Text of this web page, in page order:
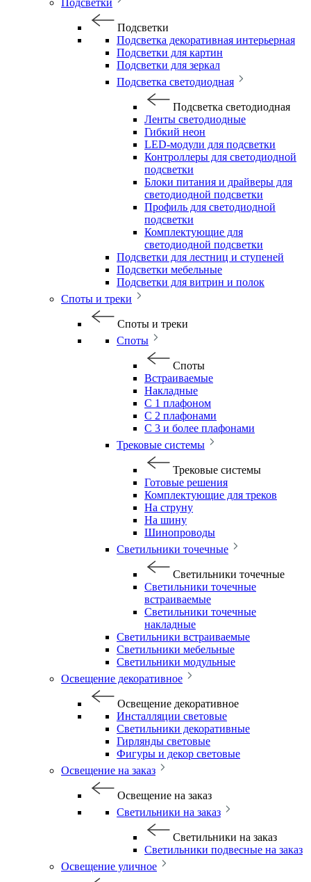
Подсветки
Подсветки
Подсветка декоративная интерьерная
Подсветки для картин
Подсветки для зеркал
Подсветка светодиодная
Подсветка светодиодная
Ленты светодиодные
Гибкий неон
LED-модули для подсветки
Контроллеры для светодиодной
подсветки
Блоки питания и драйверы для
светодиодной подсветки
Профиль для светодиодной
подсветки
Комплектующие для
светодиодной подсветки
Подсветки для лестниц и ступеней
Подсветки мебельные
Подсветки для витрин и полок
Споты и треки
Споты и треки
Споты
Споты
Встраиваемые
Накладные
С 1 плафоном
С 2 плафонами
С 3 и более плафонами
Трековые системы
Трековые системы
Готовые решения
Комплектующие для треков
На струну
На шину
Шинопроводы
Светильники точечные
Светильники точечные
Светильники точечные
встраиваемые
Светильники точечные
накладные
Светильники встраиваемые
Светильники мебельные
Светильники модульные
Освещение декоративное
Освещение декоративное
Инсталляции световые
Светильники декоративные
Гирлянды световые
Фигуры и декор световые
Освещение на заказ
Освещение на заказ
Светильники на заказ
Светильники на заказ
Светильники подвесные на заказ
Освещение уличное